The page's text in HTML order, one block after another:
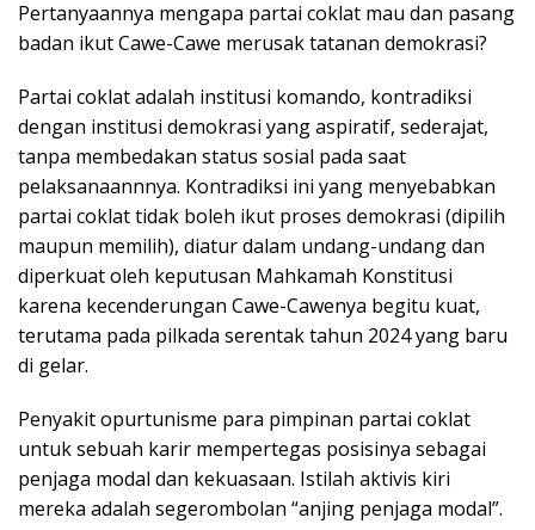
Pertanyaannya mengapa partai coklat mau dan pasang
badan ikut Cawe-Cawe merusak tatanan demokrasi?
Partai coklat adalah institusi komando, kontradiksi
dengan institusi demokrasi yang aspiratif, sederajat,
tanpa membedakan status sosial pada saat
pelaksanaannnya. Kontradiksi ini yang menyebabkan
partai coklat tidak boleh ikut proses demokrasi (dipilih
maupun memilih), diatur dalam undang-undang dan
diperkuat oleh keputusan Mahkamah Konstitusi
karena kecenderungan Cawe-Cawenya begitu kuat,
terutama pada pilkada serentak tahun 2024 yang baru
di gelar.
Penyakit opurtunisme para pimpinan partai coklat
untuk sebuah karir mempertegas posisinya sebagai
penjaga modal dan kekuasaan. Istilah aktivis kiri
mereka adalah segerombolan “anjing penjaga modal”.